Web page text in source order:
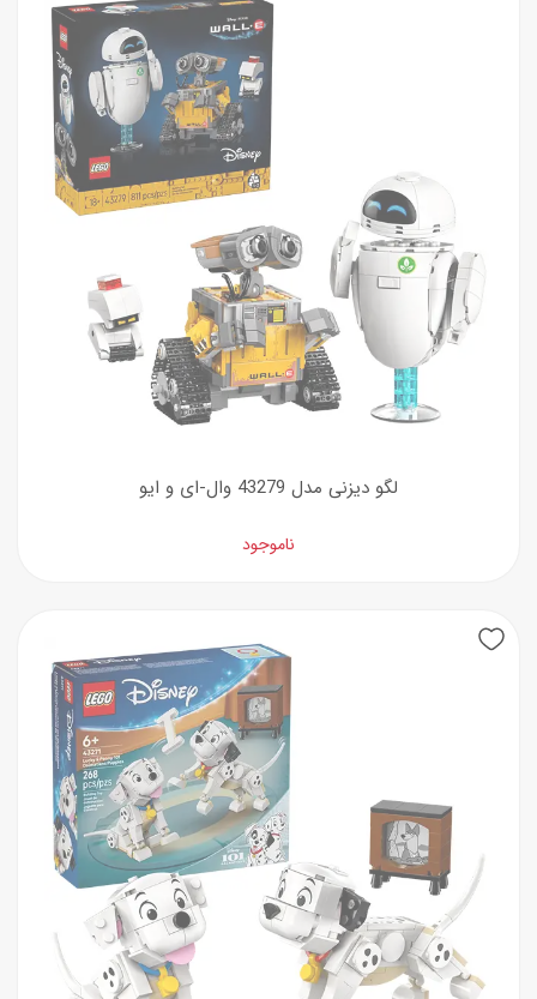
لگو دیزنی مدل 43279 وال-ای و ایو
ناموجود